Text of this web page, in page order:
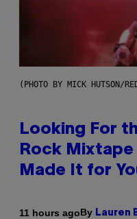
(PHOTO BY MICK HUTSON/
Looking For
Rock Mixtape
Made It for
11 hours agoBy Lauren